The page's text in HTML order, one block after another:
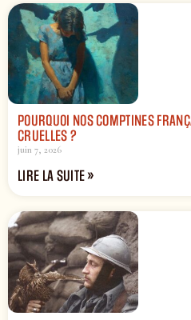
POURQUOI NOS COMPTINES
CRUELLES ?
juin 7, 2026
LIRE LA SUITE »